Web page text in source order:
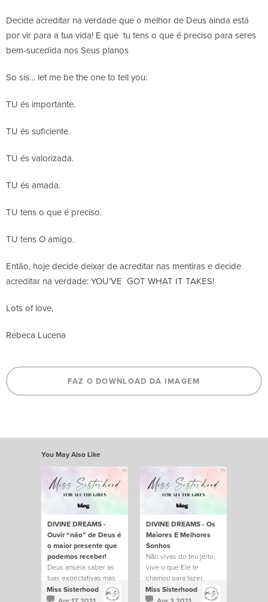
Decide acreditar na verdade que o melhor de Deus ainda está
por vir para a tua vida! E que tu tens o que é preciso para seres
bem-sucedida nos Seus planos
So sis… let me be the one to tell you:
TU és importante.
TU és suficiente.
TU és valorizada.
TU és amada.
TU tens o que é preciso.
TU tens O amigo.
Então, hoje decide deixar de acreditar nas mentiras e decide
acreditar na verdade: YOU’VE GOT WHAT IT TAKES!
Lots of love,
Rebeca Lucena
FAZ O DOWNLOAD DA IMAGEM
You May Also Like
DIVINE DREAMS -
Ouvir “não” de Deus é
o maior presente que
podemos receber!
Deus anseia saber as
tuas expectativas mas
para exceder tudo que
esperas que Ele possa
Miss Sisterhood
DIVINE DREAMS - Os
Maiores E Melhores
Sonhos
Não vivas do teu jeito,
vive o que Ele te
chamou para fazer.
Miss Sisterhood